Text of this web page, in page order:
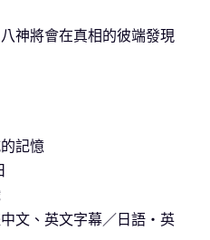
神將會在真相的彼端發現
記憶
文、英文字幕／日語・英